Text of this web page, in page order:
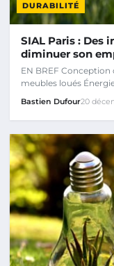
DURABILITÉ
SIAL Paris : Des
diminuer son
EN BREF
meubles loués
Bastien Dufour20